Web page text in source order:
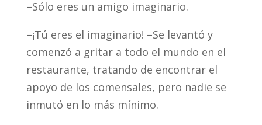
–Sólo eres un amigo imaginario.
–¡Tú eres el imaginario! –Se levantó y
comenzó a gritar a todo el mundo en el
restaurante, tratando de encontrar el
apoyo de los comensales, pero nadie se
inmutó en lo más mínimo.